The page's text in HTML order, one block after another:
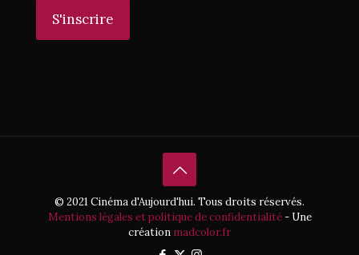
© 2021 Cinéma d'Aujourd'hui. Tous droits réservés.
Mentions légales et politique de confidentialité- Une
création madcolor.fr